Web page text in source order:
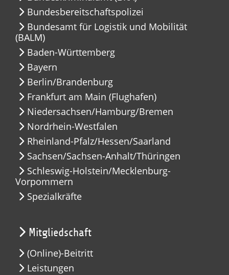
Bundesbereitschaftspolizei
Bundesamt für Logistik und Mobilität
(BALM)
Baden-Württemberg
Bayern
Berlin/Brandenburg
Frankfurt am Main (Flughafen)
Niedersachsen/Hamburg/Bremen
Nordrhein-Westfalen
Rheinland-Pfalz/Hessen/Saarland
Sachsen/Sachsen-Anhalt/Thüringen
Schleswig-Holstein/Mecklenburg-
Vorpommern
Spezialkräfte
Mitgliedschaft
(Online)-Beitritt
Leistungen